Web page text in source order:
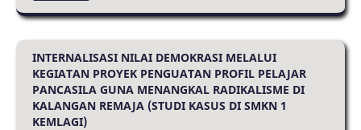
INTERNALISASI NILAI DEMOKRASI MELALUI
KEGIATAN PROYEK PENGUATAN PROFIL PELAJAR
PANCASILA GUNA MENANGKAL RADIKALISME DI
KALANGAN REMAJA (STUDI KASUS DI SMKN 1
KEMLAGI)